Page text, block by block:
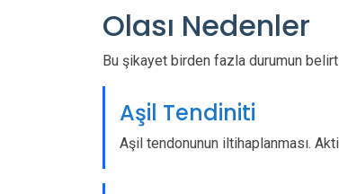
Olası Nedenler
Bu şikayet birden fazla durumun
Aşil Tendiniti
Aşil tendonunun iltihaplanması.